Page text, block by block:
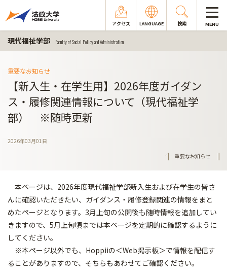
アクセス LANGUAGE 検索 MENU
現代福祉学部 Faculty of Social Policy and Administration
重要なお知らせ
【新入生・在学生用】2026年度ガイダン
ス・履修関連情報について（現代福祉学
部） ※随時更新
2026年03月01日
重要なお知らせ
本ページは、2026年度現代福祉学部新入生および在学生の皆さ
んに確認いただきたい、ガイダンス・履修登録関連の情報をまと
めたページとなります。3月上旬の公開後も随時情報を追加してい
きますので、5月上旬頃までは本ページを定期的に確認するように
してください。
※本ページ以外でも、Hoppiiの＜Web掲示板＞で情報を配信す
ることがありますので、そちらもあわせてご確認ください。